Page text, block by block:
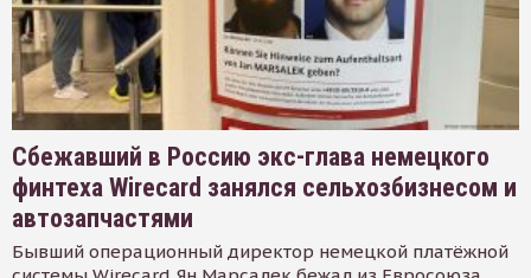
Сбежавший в Россию экс-глава немецкого
финтеха Wirecard занялся сельхозбизнесом и
автозапчастями
Бывший операционный директор немецкой платёжной